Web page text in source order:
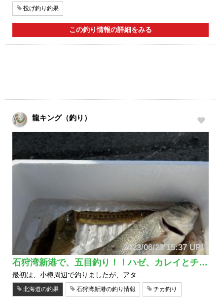
投げ釣り釣果
この釣り情報の詳細をみる
龍キング（釣り）
2023/06/23 15:37 UP!
石狩湾新港で、五目釣り！！ハゼ、カレイとチ…
最初は、小樽周辺で釣りましたが、アタ…
北海道の釣果 石狩湾新港の釣り情報 チカ釣り